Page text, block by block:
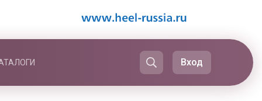
Вход